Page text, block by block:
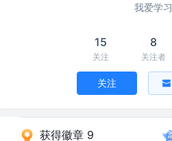
我爱学习
15
关注
8
关注者
关注
获得徽章 9